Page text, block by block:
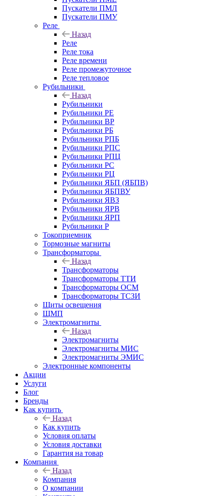
Пускатели ПМЛ
Пускатели ПМУ
Реле
Назад
Реле
Реле тока
Реле времени
Реле промежуточное
Реле тепловое
Рубильники
Назад
Рубильники
Рубильники РЕ
Рубильники ВР
Рубильники РБ
Рубильники РПБ
Рубильники РПС
Рубильники РПЦ
Рубильники РС
Рубильники РЦ
Рубильники ЯБП (ЯБПВ)
Рубильники ЯБПВУ
Рубильники ЯВЗ
Рубильники ЯРВ
Рубильники ЯРП
Рубильники Р
Токоприемник
Тормозные магниты
Трансформаторы
Назад
Трансформаторы
Трансформаторы ТТИ
Трансформаторы ОСМ
Трансформаторы ТСЗИ
Щиты освещения
ЩМП
Электромагниты
Назад
Электромагниты
Электромагниты МИС
Электромагниты ЭМИС
Электронные компоненты
Акции
Услуги
Блог
Бренды
Как купить
Назад
Как купить
Условия оплаты
Условия доставки
Гарантия на товар
Компания
Назад
Компания
О компании